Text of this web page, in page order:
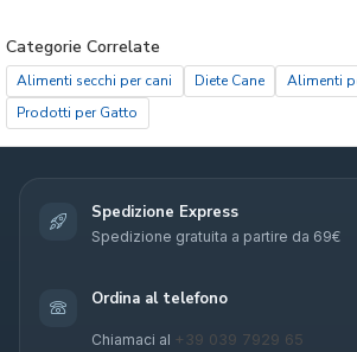
Categorie Correlate
Alimenti secchi per cani Diete Cane
Alimenti
Prodotti per Gatto
Spedizione Express
Spedizione gratuita a partire da 69€
Ordina al telefono
Chiamaci al +39 039 7929 65